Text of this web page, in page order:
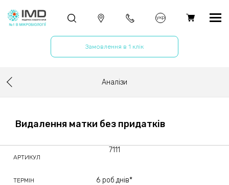
укр
Замовлення в 1 клік
Аналізи
Видалення матки без придатків
АРТИКУЛ
ТЕРМІН
7111
6 роб.днів*